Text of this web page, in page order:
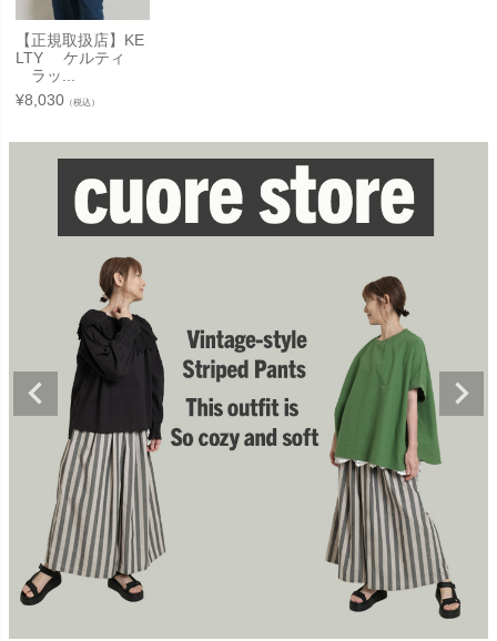
【正規取扱店】KE
LTY ケルティ
ラッ...
¥8,030 （税込）